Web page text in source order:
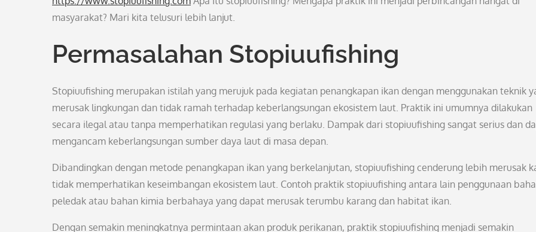
masyarakat? Mari kita telusuri lebih lanjut.
Permasalahan Stopiuufishing
Stopiuufishing merupakan istilah yang merujuk pada kegiatan penangkapan ikan dengan menggunakan teknik
merusak lingkungan dan tidak ramah terhadap keberlangsungan ekosistem laut. Praktik ini umumnya dilakukan
secara ilegal atau tanpa memperhatikan regulasi yang berlaku. Dampak dari stopiuufishing sangat serius dan
mengancam keberlangsungan sumber daya laut di masa depan.
Dibandingkan dengan metode penangkapan ikan yang berkelanjutan, stopiuufishing cenderung lebih merusak
tidak memperhatikan keseimbangan ekosistem laut. Contoh praktik stopiuufishing antara lain penggunaan
peledak atau bahan kimia berbahaya yang dapat merusak terumbu karang dan habitat ikan.
Dengan semakin meningkatnya permintaan akan produk perikanan, praktik stopiuufishing menjadi semakin